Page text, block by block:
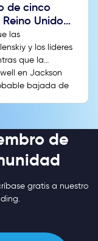
de cinco
Unido
las
y los líderes
que la
en Jackson
bajada de
de
gratis a nuestro